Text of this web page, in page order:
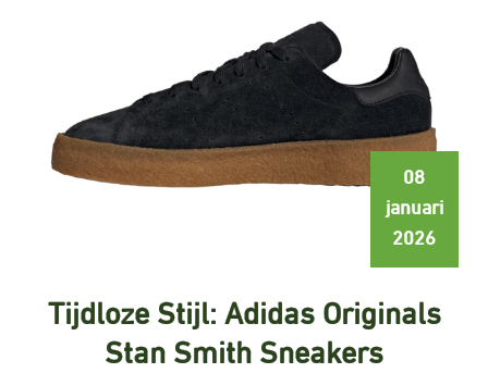
08
januari
2026
Tijdloze Stijl: Adidas Originals
Stan Smith Sneakers